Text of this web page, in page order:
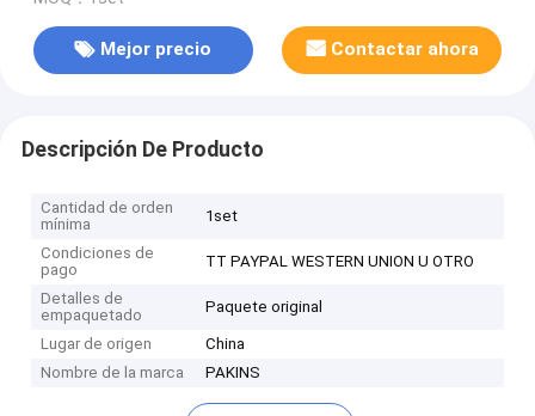
Mejor precio Contactar ahora
Descripción De Producto
Cantidad de orden
mínima
1set
Condiciones de
pago
TT PAYPAL WESTERN UNION U OTRO
Detalles de
empaquetado
Paquete original
Lugar de origen
China
Nombre de la marca
PAKINS